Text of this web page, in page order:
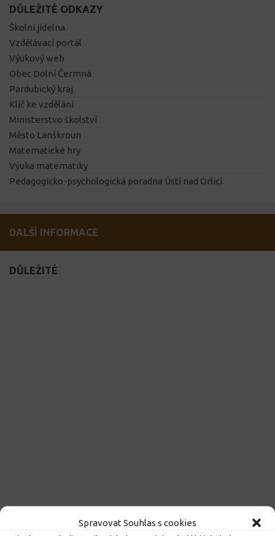
Spravovat Souhlas s cookies
DŮLEŽITÉ ODKAZY
Školní jídelna
Vzdělávací portál
Výukový web
Obec Dolní Čermná
Pardubický kraj
Klíč ke vzdělání
Ministerstvo školství
Město Lanškroun
Matematické hry
Výuka matematiky
Pedagogicko-psychologická poradna Ústí nad Orlicí
DALŠÍ INFORMACE
DŮLEŽITÉ